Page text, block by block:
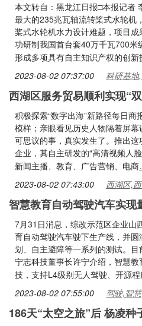
本文转自：黑龙江日报□本报记者
最大的235兆瓦轴流转桨式水轮机
桨式水轮机水力设计难题，项目
功研制我国首台套40万千瓦700米
形成多项具有自主知识产权的创新
2023-08-02 07:37:00 科研基地
西湖区服务贸易顺利实现“
积极探索“数字出海”新路径每日
模样；亲眼看见历史人物隔着屏
可思议的事，真实发生了。推出
企业，其自主研发的“高清视频人
新闻主播、教育、广告营销、电商
2023-08-02 07:43:00 西湖区,
智慧教育自动驾驶汽车实现
7月31日消息，综改示范区企业山
育自动驾驶汽车驶下生产线，并
划、自主避障等一系列的测试。目
宁志科技董事长许宁介绍，智慧
技，支持L4级别无人驾驶、开源
2023-08-02 07:55:00 驾驶,智
186天“太空之旅”后 杨凌种